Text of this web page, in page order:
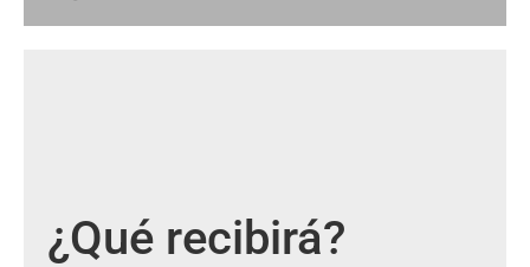
¿Qué recibirá?